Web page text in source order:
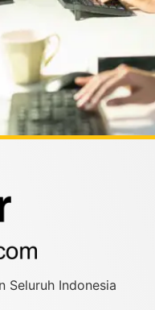
Seluruh Indonesia